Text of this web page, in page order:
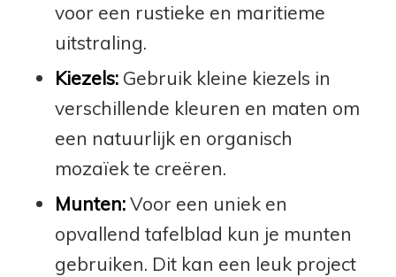
voor een rustieke en maritieme
uitstraling.
Kiezels:Gebruik kleine kiezels in
verschillende kleuren en maten om
een natuurlijk en organisch
mozaïek te creëren.
Munten:Voor een uniek en
opvallend tafelblad kun je munten
gebruiken. Dit kan een leuk project